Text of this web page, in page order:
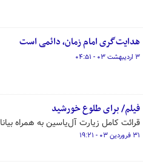
هدایت‌گری امام زمان، دائمی است
۳ اردیبهشت ۰۳ - ۰۴:۵۱
فیلم/ برای طلوع خورشید
قرائت کامل زیارت آل‌یاسین به همراه
۳۱ فروردین ۰۳ - ۱۹:۲۱